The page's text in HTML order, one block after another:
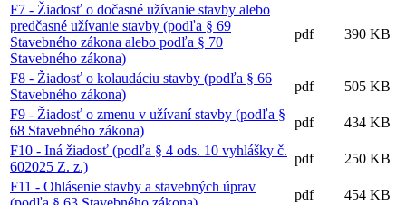
F7 - Žiadosť o dočasné užívanie stavby alebo
predčasné užívanie stavby (podľa § 69
Stavebného zákona alebo podľa § 70
Stavebného zákona)
pdf 390 KB
F8 - Žiadosť o kolaudáciu stavby (podľa § 66
Stavebného zákona)
pdf
505 KB
F9 - Žiadosť o zmenu v užívaní stavby (podľa §
68 Stavebného zákona)
pdf
434 KB
F10 - Iná žiadosť (podľa § 4 ods. 10 vyhlášky č.
602025 Z. z.)
pdf
250 KB
F11 - Ohlásenie stavby a stavebných úprav
pdf
454 KB